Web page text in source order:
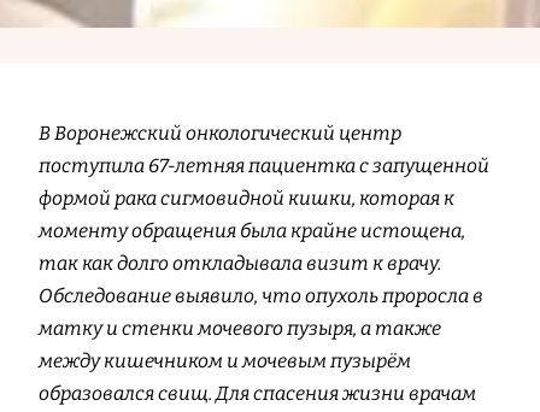
В Воронежский онкологический центр
поступила 67-летняя пациентка с запущенной
формой рака сигмовидной кишки, которая к
моменту обращения была крайне истощена,
так как долго откладывала визит к врачу.
Обследование выявило, что опухоль проросла в
матку и стенки мочевого пузыря, а также
между кишечником и мочевым пузырём
образовался свищ. Для спасения жизни врачам